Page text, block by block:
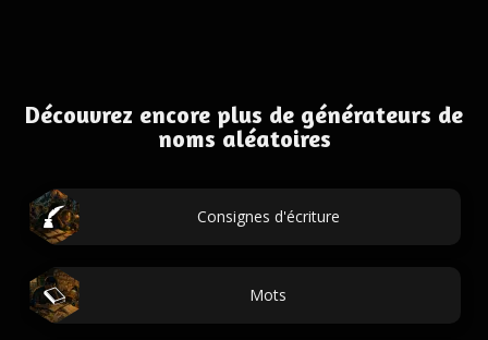
Découvrez encore plus de générateurs de
noms aléatoires
Consignes d'écriture
Mots